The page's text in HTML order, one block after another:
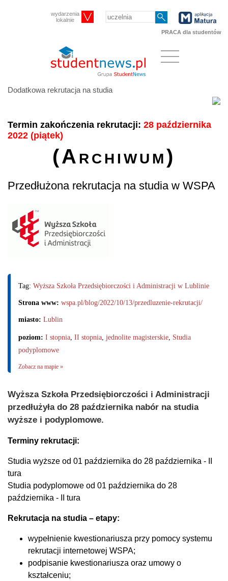
wydarzenia
lokalnie
PRACA dla studentów
Dodatkowa rekrutacja na studia
Termin zakończenia rekrutacji: 28 października
2022 (piątek)
(Archiwum)
Przedłużona rekrutacja na studia w WSPA
Tag: Wyższa Szkoła Przedsiębiorczości i Administracji w Lublinie
Strona www: wspa.pl/blog/2022/10/13/przedluzenie-rekrutacji/
miasto: Lublin
poziom: I stopnia II stopnia jednolite magisterskie Studia
podyplomowe
Zobacz na mapie »
Wyższa Szkoła Przedsiębiorczości i Administracji
przedłużyła do 28 października nabór na studia
wyższe i podyplomowe.
Terminy rekrutacji:
Studia wyższe od 01 października do 28 października - II
tura
Studia podyplomowe od 01 października do 28
października - II tura
Rekrutacja na studia – etapy:
wypełnienie kwestionariusza przy pomocy systemu
rekrutacji internetowej WSPA;
podpisanie kwestionariusza oraz umowy o
kształceniu;